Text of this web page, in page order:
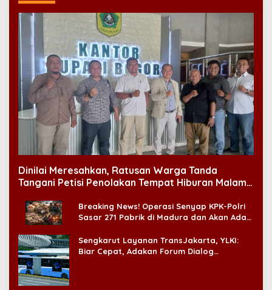
Dinilai Meresahkan, Ratusan Warga Tanda
Tangani Petisi Penolakan Tempat Hiburan Malam
Breaking News! Operasi Senyap KPK-Polri
Sasar 271 Pabrik di Madura dan Akan Ada
Sengkarut Layanan TransJakarta, YLKI:
Biar Cepat, Adakan Forum Dialog